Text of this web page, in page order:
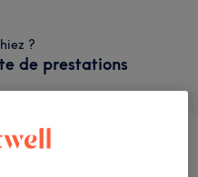
?
de prestations